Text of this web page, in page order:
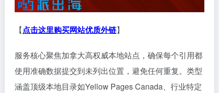
【点击这里购买网站优质外链】
服务核心聚焦加拿大高权威本地站点，确保每个引用都
使用准确数据提交到未列出位置，避免任何重复。类型
涵盖顶级本地目录如Yellow Pages Canada、行业特定